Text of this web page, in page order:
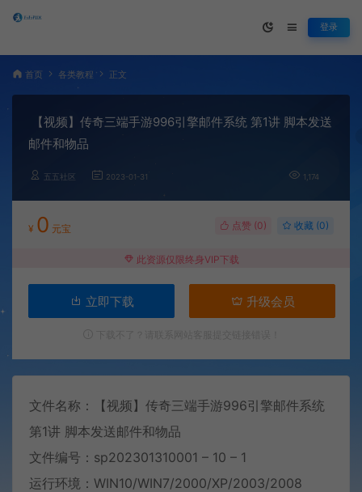
登录
首页 各类教程 正文
【视频】传奇三端手游996引擎邮件系统 第1讲 脚本发送
邮件和物品
五五社区 2023-01-31 1,174
¥ 0 元宝 点赞 (0) 收藏 (0)
此资源仅限终身VIP下载
立即下载 升级会员
文件名称：【视频】传奇三端手游996引擎邮件系统
第1讲 脚本发送邮件和物品
文件编号：sp202301310001 – 10 – 1
运行环境：WIN10/WIN7/2000/XP/2003/2008